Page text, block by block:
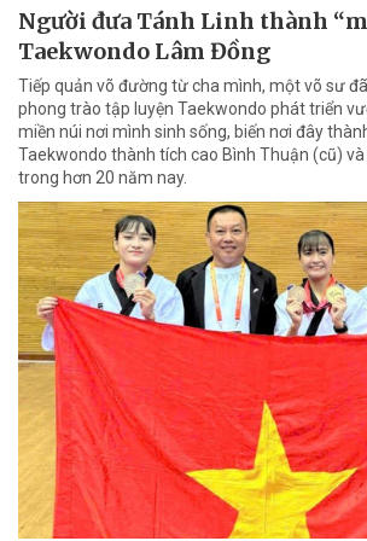
Người đưa Tánh Linh thành
Taekwondo Lâm Đồng
Tiếp quản võ đường từ cha mình, một võ sư
phong trào tập luyện Taekwondo phát triển
miền núi nơi mình sinh sống, biến nơi đây
Taekwondo thành tích cao Bình Thuận (cũ)
trong hơn 20 năm nay.